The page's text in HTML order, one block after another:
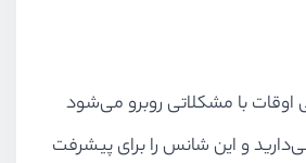
با مشکلاتی روبرو می‌شود
و این شانس را برای پیشرفت